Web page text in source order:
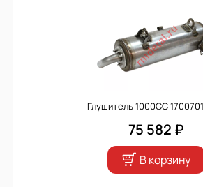
Глушитель 1000CC
75 582 ₽
В корзину